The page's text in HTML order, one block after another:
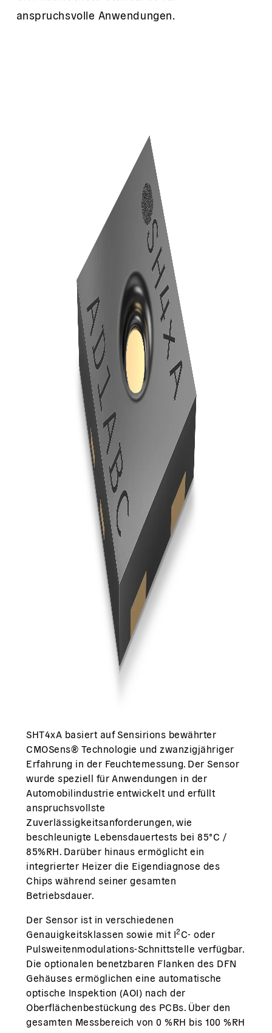
anspruchsvolle Anwendungen.
SHT4xA basiert auf Sensirions bewährter
CMOSens® Technologie und zwanzigjähriger
Erfahrung in der Feuchtemessung. Der Sensor
wurde speziell für Anwendungen in der
Automobilindustrie entwickelt und erfüllt
anspruchsvollste
Zuverlässigkeitsanforderungen, wie
beschleunigte Lebensdauertests bei 85°C /
85%RH. Darüber hinaus ermöglicht ein
integrierter Heizer die Eigendiagnose des
Chips während seiner gesamten
Betriebsdauer.
Der Sensor ist in verschiedenen
Genauigkeitsklassen sowie mit I2 C- oder
Pulsweitenmodulations-Schnittstelle verfügbar.
Die optionalen benetzbaren Flanken des DFN
Gehäuses ermöglichen eine automatische
optische Inspektion (AOI) nach der
Oberflächenbestückung des PCBs. Über den
gesamten Messbereich von 0 %RH bis 100 %RH